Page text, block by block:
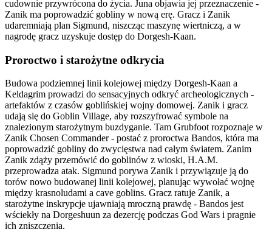
cudownie przywrócona do życia. Juna objawia jej przeznaczenie -
Zanik ma poprowadzić gobliny w nową erę. Gracz i Zanik
udaremniają plan Sigmund, niszcząc maszynę wiertniczą, a w
nagrodę gracz uzyskuje dostęp do Dorgesh-Kaan.
Proroctwo i starożytne odkrycia
Budowa podziemnej linii kolejowej między Dorgesh-Kaan a
Keldagrim prowadzi do sensacyjnych odkryć archeologicznych -
artefaktów z czasów goblińskiej wojny domowej. Zanik i gracz
udają się do Goblin Village, aby rozszyfrować symbole na
znalezionym starożytnym buzdyganie. Tam Grubfoot rozpoznaje w
Zanik Chosen Commander - postać z proroctwa Bandos, która ma
poprowadzić gobliny do zwycięstwa nad całym światem. Zanim
Zanik zdąży przemówić do goblinów z wioski, H.A.M.
przeprowadza atak. Sigmund porywa Zanik i przywiązuje ją do
torów nowo budowanej linii kolejowej, planując wywołać wojnę
między krasnoludami a cave goblins. Gracz ratuje Zanik, a
starożytne inskrypcje ujawniają mroczną prawdę - Bandos jest
wściekły na Dorgeshuun za dezercję podczas God Wars i pragnie
ich zniszczenia.